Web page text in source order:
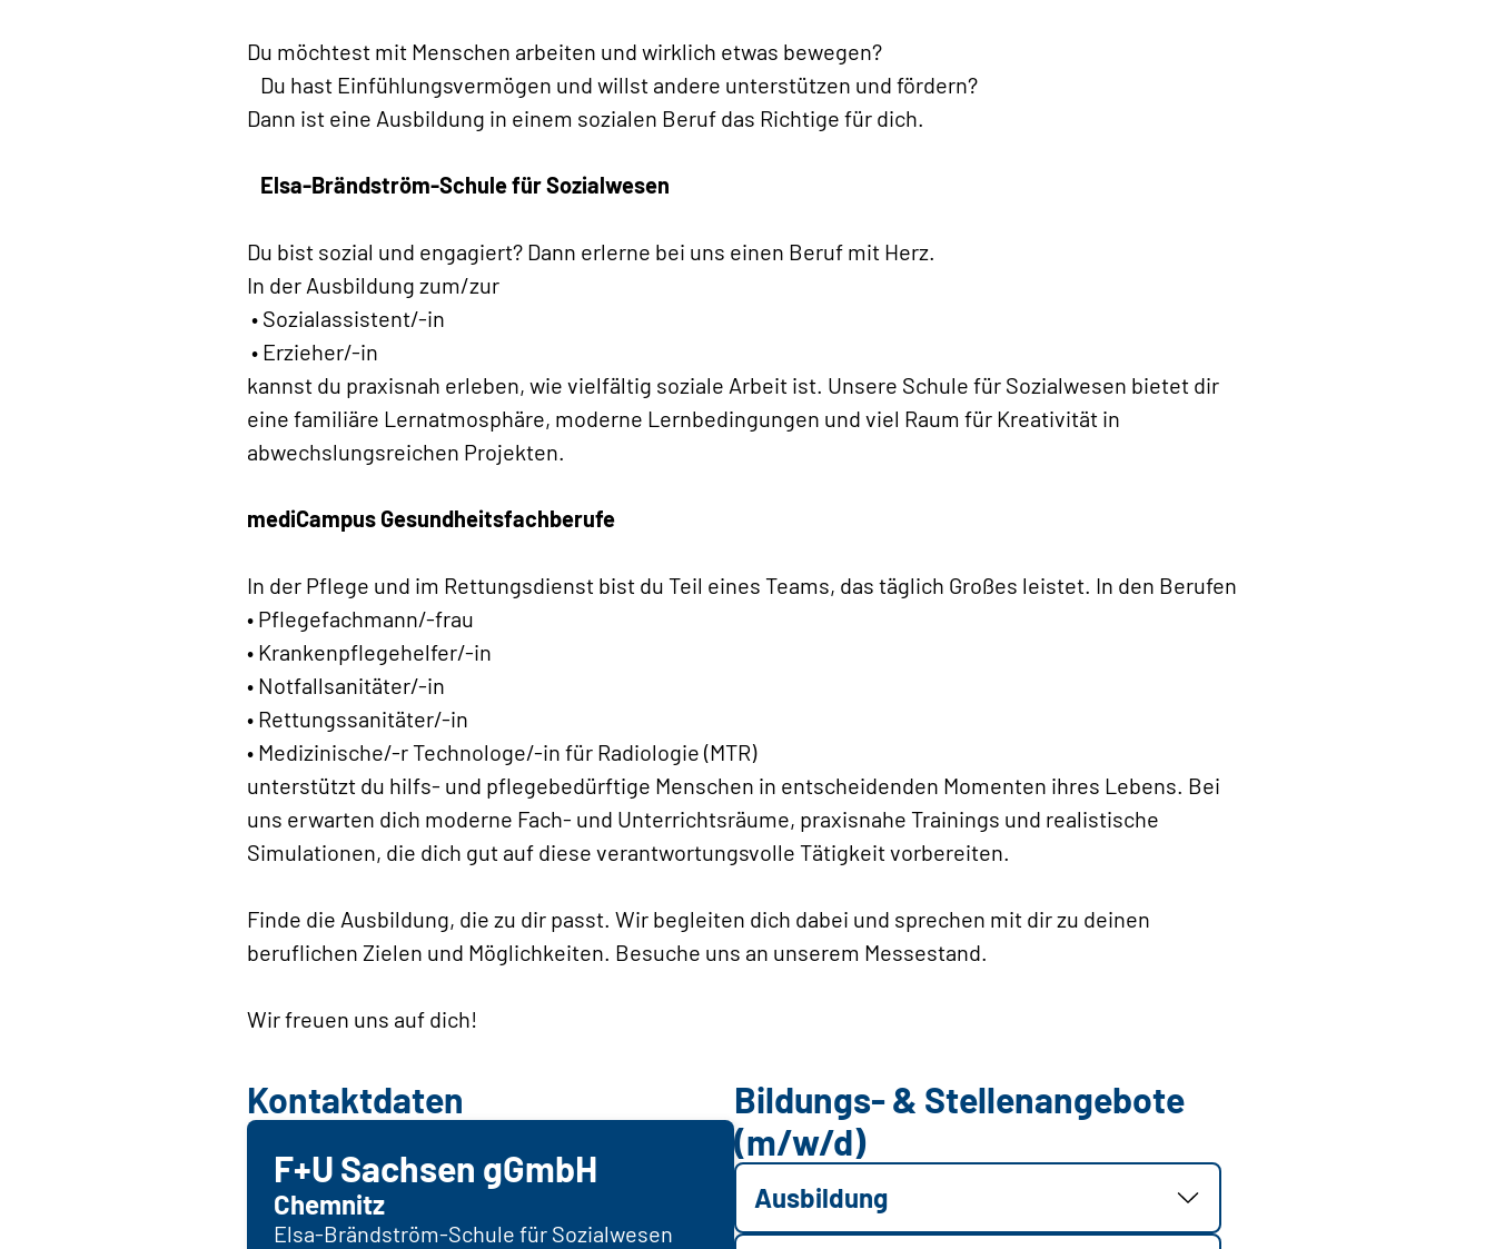
Du möchtest mit Menschen arbeiten und wirklich etwas bewegen?
Du hast Einfühlungsvermögen und willst andere unterstützen und fördern?
Dann ist eine Ausbildung in einem sozialen Beruf das Richtige für dich.
Elsa-Brändström-Schule für Sozialwesen
Du bist sozial und engagiert? Dann erlerne bei uns einen Beruf mit Herz.
In der Ausbildung zum/zur
• Sozialassistent/-in
• Erzieher/-in
kannst du praxisnah erleben, wie vielfältig soziale Arbeit ist. Unsere Schule für Sozialwesen bietet dir
eine familiäre Lernatmosphäre, moderne Lernbedingungen und viel Raum für Kreativität in
abwechslungsreichen Projekten.
mediCampus Gesundheitsfachberufe
In der Pflege und im Rettungsdienst bist du Teil eines Teams, das täglich Großes leistet. In den Berufen
• Pflegefachmann/-frau
• Krankenpflegehelfer/-in
• Notfallsanitäter/-in
• Rettungssanitäter/-in
• Medizinische/-r Technologe/-in für Radiologie (MTR)
unterstützt du hilfs- und pflegebedürftige Menschen in entscheidenden Momenten ihres Lebens. Bei
uns erwarten dich moderne Fach- und Unterrichtsräume, praxisnahe Trainings und realistische
Simulationen, die dich gut auf diese verantwortungsvolle Tätigkeit vorbereiten.
Finde die Ausbildung, die zu dir passt. Wir begleiten dich dabei und sprechen mit dir zu deinen
beruflichen Zielen und Möglichkeiten. Besuche uns an unserem Messestand.
Wir freuen uns auf dich!
Kontaktdaten
F+U Sachsen gGmbH
Chemnitz
Elsa-Brändström-Schule für Sozialwesen
Bildungs- & Stellenangebote
(m/w/d)
Ausbildung